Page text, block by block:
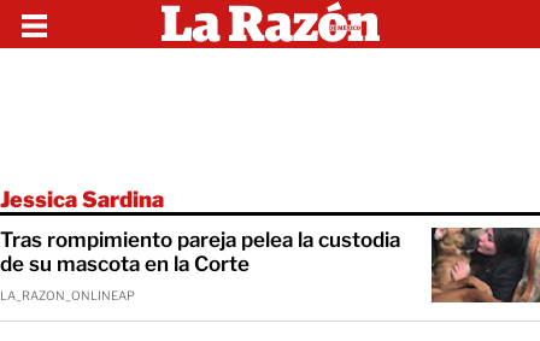
Jessica Sardina
Tras rompimiento pareja pelea la custodia
de su mascota en la Corte
LA_RAZON_ONLINEAP